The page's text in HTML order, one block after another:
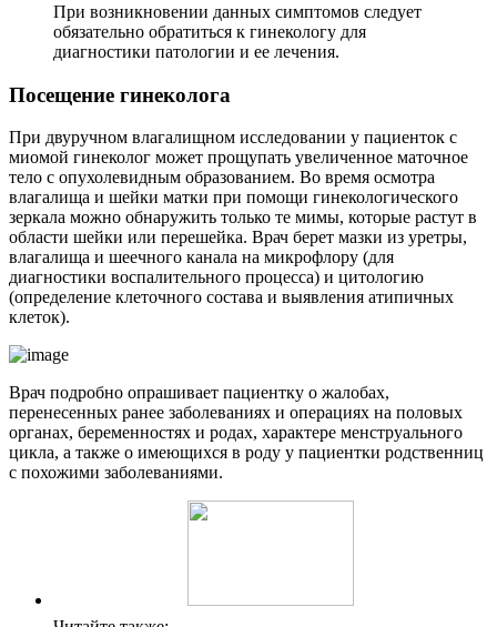
При возникновении данных симптомов следует
обязательно обратиться к гинекологу для
диагностики патологии и ее лечения.
Посещение гинеколога
При двуручном влагалищном исследовании у пациенток с
миомой гинеколог может прощупать увеличенное маточное
тело с опухолевидным образованием. Во время осмотра
влагалища и шейки матки при помощи гинекологического
зеркала можно обнаружить только те мимы, которые растут в
области шейки или перешейка. Врач берет мазки из уретры,
влагалища и шеечного канала на микрофлору (для
диагностики воспалительного процесса) и цитологию
(определение клеточного состава и выявления атипичных
клеток).
Врач подробно опрашивает пациентку о жалобах,
перенесенных ранее заболеваниях и операциях на половых
органах, беременностях и родах, характере менструального
цикла, а также о имеющихся в роду у пациентки родственниц
с похожими заболеваниями.